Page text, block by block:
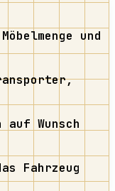
und
auf Wunsch
Fahrzeug